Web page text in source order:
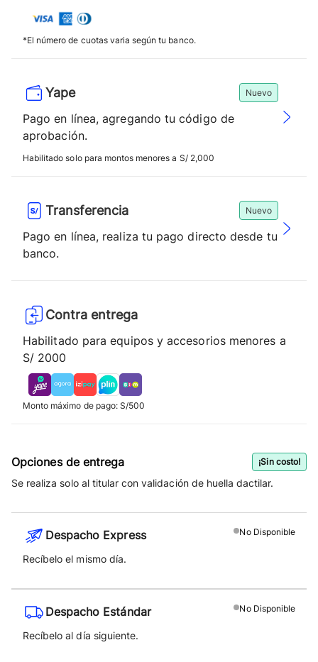
*El número de cuotas varia según tu banco.
Yape Nuevo
Pago en línea, agregando tu código de
aprobación.
Habilitado solo para montos menores a S/ 2,000
Transferencia Nuevo
Pago en línea, realiza tu pago directo desde tu
banco.
Contra entrega
Habilitado para equipos y accesorios menores a
S/ 2000
Monto máximo de pago: S/500
Opciones de entrega ¡Sin costo!
Se realiza solo al titular con validación de huella dactilar.
No Disponible
Despacho Express
Recíbelo el mismo día.
No Disponible
Despacho Estándar
Recíbelo al día siguiente.